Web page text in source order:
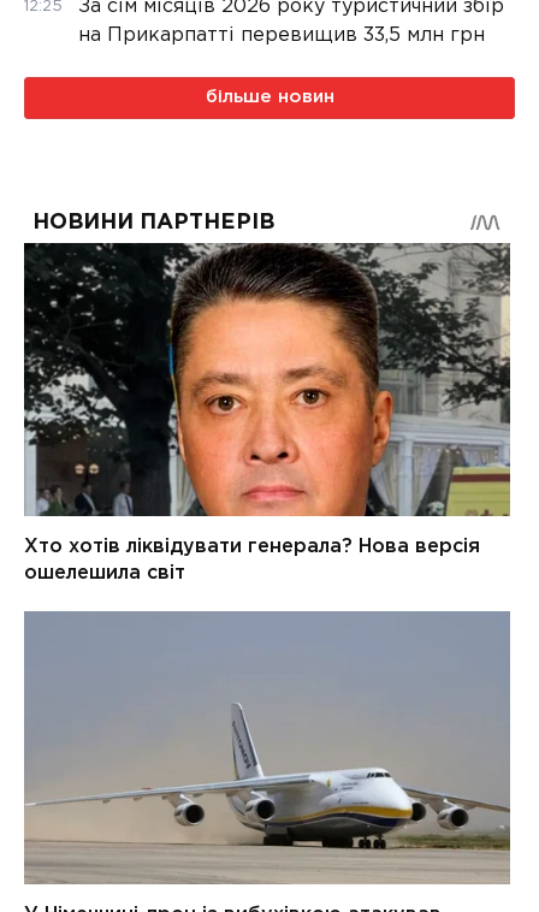
12:25
За сім місяців 2026 року туристичний збір
на Прикарпатті перевищив 33,5 млн грн
більше новин